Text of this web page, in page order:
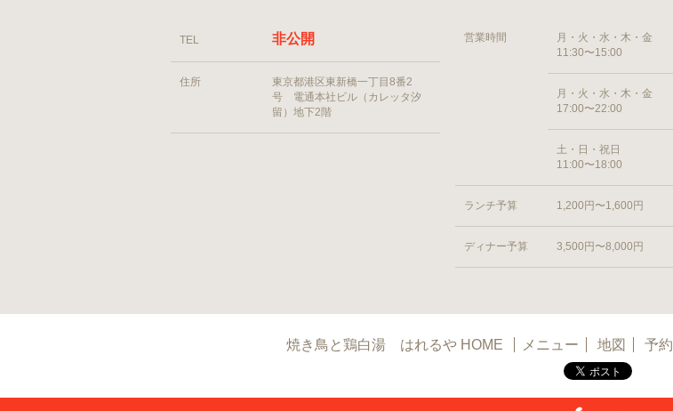
TEL 非公開
住所
東京都港区東新橋一丁目8番2
号 電通本社ビル（カレッタ汐
留）地下2階
営業時間
月・火・水・木・金
11:30〜15:00
月・火・水・木・金
17:00〜22:00
土・日・祝日
11:00〜18:00
ランチ予算 1,200円〜1,600円
ディナー予算 3,500円〜8,000円
焼き鳥と鶏白湯 はれるや HOME メニュー 地図 予約